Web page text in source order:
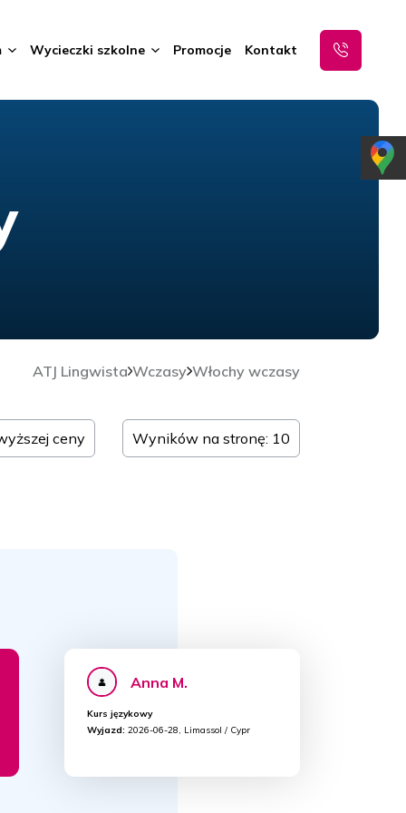
Wycieczki szkolne Promocje Kontakt
ATJ Lingwista Wczasy Włochy wczasy
ceny Wyników na stronę: 10
Anna M.
Kurs językowy
Wyjazd: 2026-06-28, Limassol / Cypr